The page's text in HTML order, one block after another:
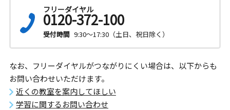
フリーダイヤル
0120-372-100
受付時間 9:30～17:30（土日、祝日除く）
なお、フリーダイヤルがつながりにくい場合は、以下からも
お問い合わせいただけます。
近くの教室を案内してほしい
学習に関するお問い合わせ